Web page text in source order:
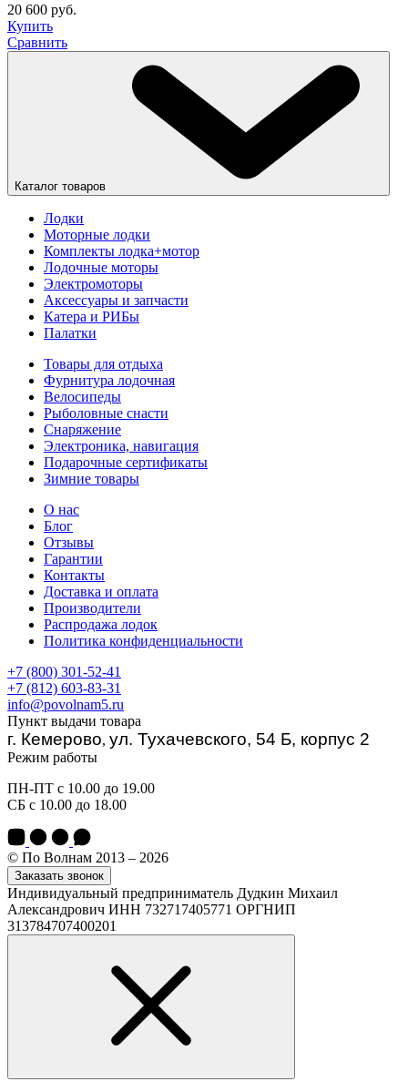
20 600 руб.
Купить
Сравнить
Каталог товаров
Лодки
Моторные лодки
Комплекты лодка+мотор
Лодочные моторы
Электромоторы
Аксессуары и запчасти
Катера и РИБы
Палатки
Товары для отдыха
Фурнитура лодочная
Велосипеды
Рыболовные снасти
Снаряжение
Электроника, навигация
Подарочные сертификаты
Зимние товары
О нас
Блог
Отзывы
Гарантии
Контакты
Доставка и оплата
Производители
Распродажа лодок
Политика конфиденциальности
+7 (800) 301-52-41
+7 (812) 603-83-31
info@povolnam5.ru
Пункт выдачи товара
г. Кемерово, ул. Тухачевского, 54 Б, корпус 2
Режим работы
ПН-ПТ с 10.00 до 19.00
СБ с 10.00 до 18.00
© По Волнам 2013 – 2026
Заказать звонок
Индивидуальный предприниматель Дудкин Михаил
Александрович ИНН 732717405771 ОРГНИП
313784707400201